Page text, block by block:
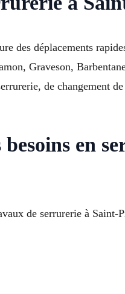
des déplacements
Graveson,
de changement
en
de serrurerie à